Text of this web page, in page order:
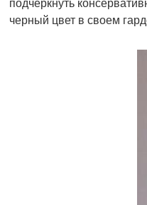
черный цвет в своем